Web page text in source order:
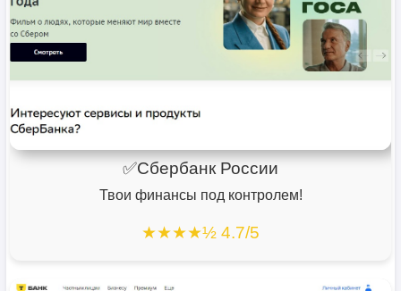
✅Сбербанк России
Твои финансы под контролем!
★★★★½ 4.7/5